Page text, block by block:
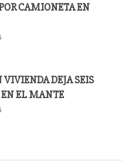
CAMIONETA EN
DEJA SEIS
EL MANTE